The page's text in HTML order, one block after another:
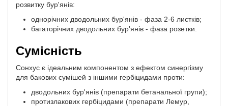
розвитку бур'янів:
однорічних дводольних бур'янів - фаза 2-6 листків;
багаторічних дводольних бур'янів - фаза розетки.
Сумісність
Сонхус є ідеальним компонентом з ефектом синергізму
для бакових сумішей з іншими гербіцидами проти:
дводольних бур'янів (препарати бетанальної групи);
протизлакових гербіцидами (препарати Лемур,